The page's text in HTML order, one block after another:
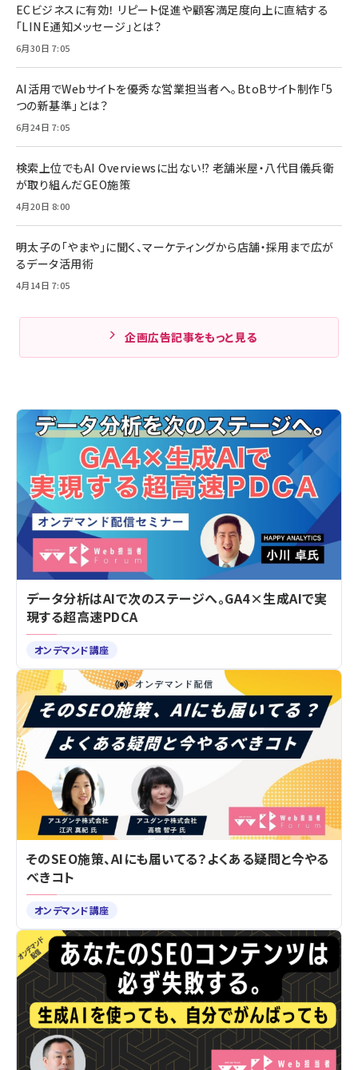
ECビジネスに有効！ リピート促進や顧客満足度向上に直結する
「LINE通知メッセージ」とは？
6月30日 7:05
AI活用でWebサイトを優秀な営業担当者へ。BtoBサイト制作「5
つの新基準」とは？
6月24日 7:05
検索上位でもAI Overviewsに出ない!? 老舗米屋・八代目儀兵衛
が取り組んだGEO施策
4月20日 8:00
明太子の「やまや」に聞く、マーケティングから店舗・採用まで広が
るデータ活用術
4月14日 7:05
企画広告記事をもっと見る
データ分析はAIで次のステージへ。GA4×生成AIで実
現する超高速PDCA
オンデマンド講座
そのSEO施策、AIにも届いてる？よくある疑問と今やる
べきコト
オンデマンド講座